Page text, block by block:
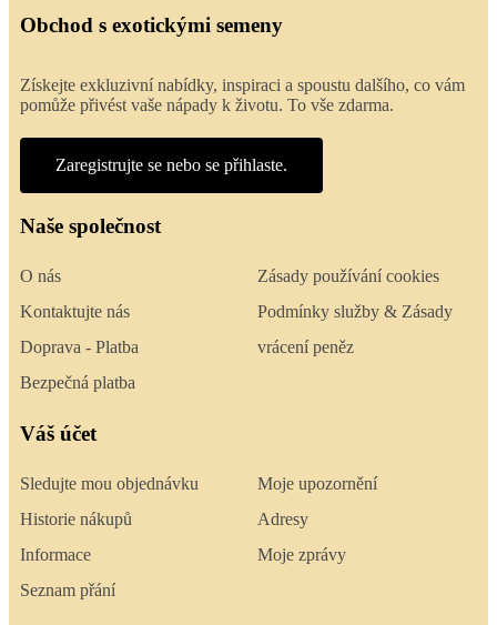
Obchod s exotickými semeny
Získejte exkluzivní nabídky, inspiraci a spoustu dalšího, co vám
pomůže přivést vaše nápady k životu. To vše zdarma.
Zaregistrujte se nebo se přihlaste.
Naše společnost
O nás
Kontaktujte nás
Doprava - Platba
Bezpečná platba
Zásady používání cookies
Podmínky služby & Zásady
vrácení peněz
Váš účet
Sledujte mou objednávku
Historie nákupů
Informace
Seznam přání
Moje upozornění
Adresy
Moje zprávy